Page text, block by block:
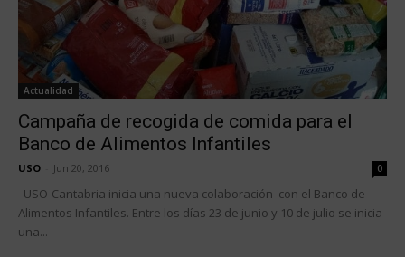
Actualidad
Campaña de recogida de comida para el
Banco de Alimentos Infantiles
USO Jun 20, 2016 0
USO-Cantabria inicia una nueva colaboración con el Banco de
Alimentos Infantiles. Entre los días 23 de junio y 10 de julio se inicia
una...